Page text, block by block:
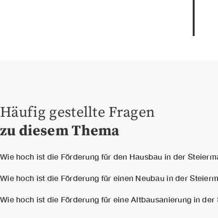
Häufig gestellte Fragen
zu diesem Thema
Wie hoch ist die Förderung für den Hausbau in der
Wie hoch die Förderung für einen privaten Hausbau in der
Förderwerbers ab. So werden z.B. junge Familien mit
Wie hoch ist die Förderung für einen Neubau in der
Wie hoch die Förderungen für einen Neubau eines
Wie hoch ist die Förderung für eine Altbausanierung in der